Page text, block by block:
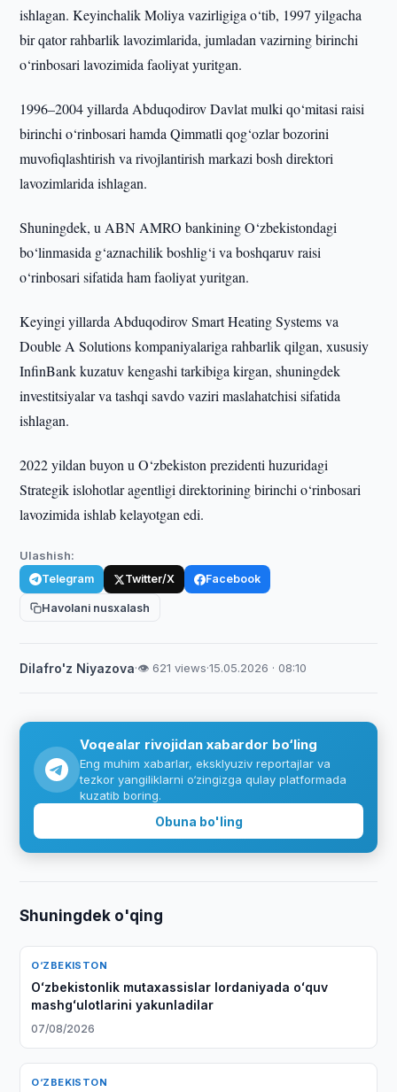
ishlagan. Keyinchalik Moliya vazirligiga o‘tib, 1997 yilgacha
bir qator rahbarlik lavozimlarida, jumladan vazirning birinchi
o‘rinbosari lavozimida faoliyat yuritgan.
1996–2004 yillarda Abduqodirov Davlat mulki qo‘mitasi raisi
birinchi o‘rinbosari hamda Qimmatli qog‘ozlar bozorini
muvofiqlashtirish va rivojlantirish markazi bosh direktori
lavozimlarida ishlagan.
Shuningdek, u ABN AMRO bankining O‘zbekistondagi
bo‘linmasida g‘aznachilik boshlig‘i va boshqaruv raisi
o‘rinbosari sifatida ham faoliyat yuritgan.
Keyingi yillarda Abduqodirov Smart Heating Systems va
Double A Solutions kompaniyalariga rahbarlik qilgan, xususiy
InfinBank kuzatuv kengashi tarkibiga kirgan, shuningdek
investitsiyalar va tashqi savdo vaziri maslahatchisi sifatida
ishlagan.
2022 yildan buyon u O‘zbekiston prezidenti huzuridagi
Strategik islohotlar agentligi direktorining birinchi o‘rinbosari
lavozimida ishlab kelayotgan edi.
Ulashish:
Telegram Twitter/X Facebook
Havolani nusxalash
Dilafro'z Niyazova·👁 621 views·15.05.2026 · 08:10
Voqealar rivojidan xabardor bo‘ling
Eng muhim xabarlar, eksklyuziv reportajlar va
tezkor yangiliklarni o‘zingizga qulay platformada
kuzatib boring.
Obuna bo'ling
Shuningdek o'qing
O‘ZBEKISTON
Oʻzbekistonlik mutaxassislar Iordaniyada oʻquv
mashgʻulotlarini yakunladilar
07/08/2026
O‘ZBEKISTON